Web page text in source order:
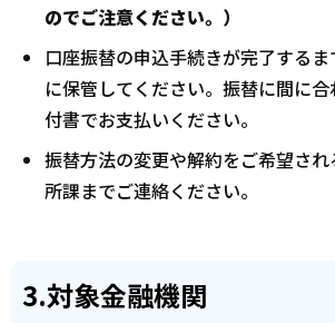
のでご注意ください。）
口座振替の申込手続きが完了する
に保管してください。振替に間に
付書でお支払いください。
振替方法の変更や解約をご希望さ
所課までご連絡ください。
3.対象金融機関